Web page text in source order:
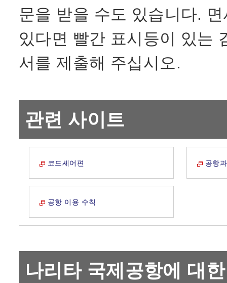
문을 받을 수도 있습니다.
있다면 빨간 표시등이 있는
서를 제출해 주십시오.
관련 사이트
코드셰어편 공항
공항 이용 수칙
나리타 국제공항에 대